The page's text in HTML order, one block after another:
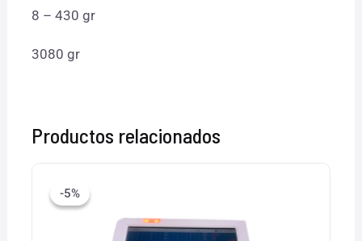
8 – 430 gr
3080 gr
Productos relacionados
-5%
-5%
era:
$22,000.00.
es:
$21,000.00.